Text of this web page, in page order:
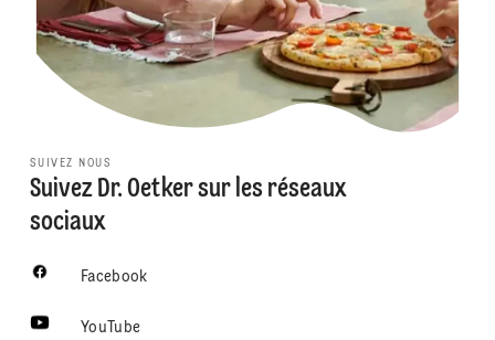
SUIVEZ NOUS
Suivez Dr. Oetker sur les réseaux
sociaux
Facebook
YouTube